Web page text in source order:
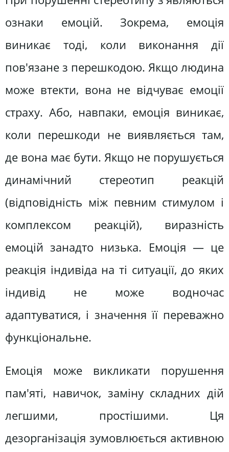
ознаки емоцій. Зокрема, емоція
виникає тоді, коли виконання дії
пов'язане з перешкодою. Якщо людина
може втекти, вона не відчуває емоції
страху. Або, навпаки, емоція виникає,
коли перешкоди не виявляється там,
де вона має бути. Якщо не порушується
динамічний стереотип реакцій
(відповідність між певним стимулом і
комплексом реакцій), виразність
емоцій занадто низька. Емоція — це
реакція індивіда на ті ситуації, до яких
індивід не може водночас
адаптуватися, і значення її переважно
функціональне.
Емоція може викликати порушення
пам'яті, навичок, заміну складних дій
легшими, простішими. Ця
дезорганізація зумовлюється активною